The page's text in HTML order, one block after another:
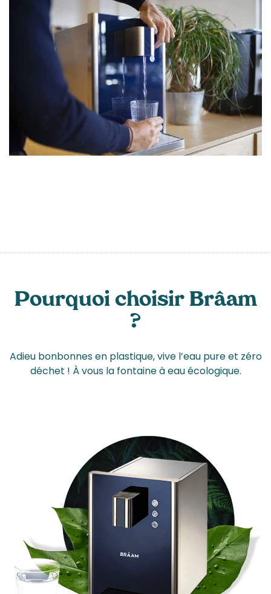
Pourquoi choisir Brâam
?
Adieu bonbonnes en plastique, vive l’eau pure et zéro
déchet ! À vous la fontaine à eau écologique.